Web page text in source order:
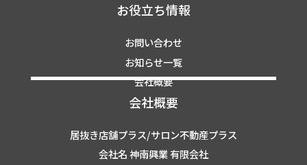
お役立ち情報
お問い合わせ
お知らせ一覧
会社概要
会社概要
居抜き店舗プラス/サロン不動産プラス
会社名 神南興業 有限会社